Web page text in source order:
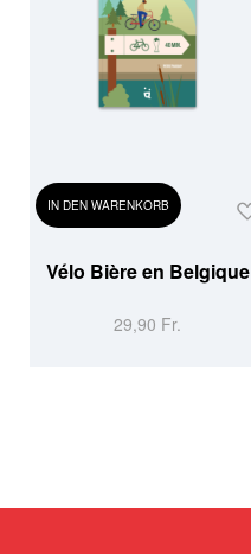
IN DEN WARENKORB
Vélo Bière en Belgique
29,90 Fr.